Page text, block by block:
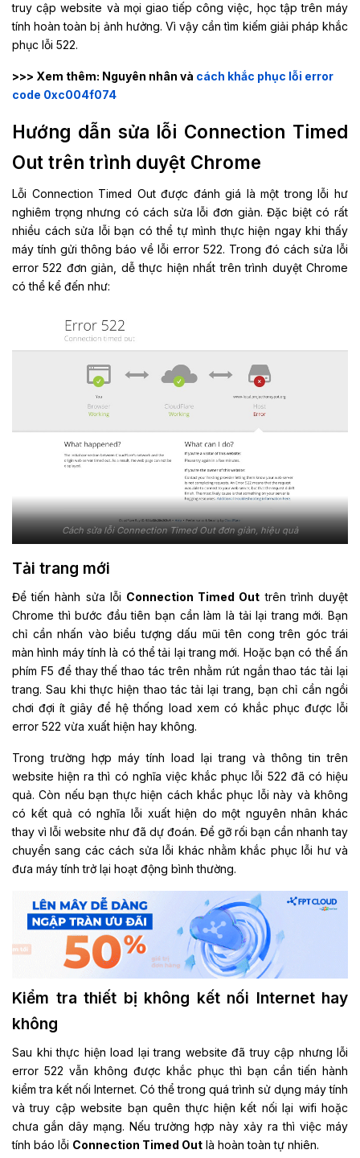
truy cập website và mọi giao tiếp công việc, học tập trên máy
tính hoàn toàn bị ảnh hưởng. Vì vậy cần tìm kiếm giải pháp khắc
phục lỗi 522.
>>> Xem thêm: Nguyên nhân và cách khắc phục lỗi error
code 0xc004f074
Hướng dẫn sửa lỗi Connection Timed
Out trên trình duyệt Chrome
Lỗi Connection Timed Out được đánh giá là một trong lỗi hư
nghiêm trọng nhưng có cách sửa lỗi đơn giản. Đặc biệt có rất
nhiều cách sửa lỗi bạn có thể tự mình thực hiện ngay khi thấy
máy tính gửi thông báo về lỗi error 522. Trong đó cách sửa lỗi
error 522 đơn giản, dễ thực hiện nhất trên trình duyệt Chrome
có thể kể đến như:
Cách sửa lỗi Connection Timed Out đơn giản, hiệu quả
Tải trang mới
Để tiến hành sửa lỗi Connection Timed Out trên trình duyệt
Chrome thì bước đầu tiên bạn cần làm là tải lại trang mới. Bạn
chỉ cần nhấn vào biểu tượng dấu mũi tên cong trên góc trái
màn hình máy tính là có thể tải lại trang mới. Hoặc bạn có thể ấn
phím F5 để thay thế thao tác trên nhằm rút ngắn thao tác tải lại
trang. Sau khi thực hiện thao tác tải lại trang, bạn chỉ cần ngồi
chơi đợi ít giây để hệ thống load xem có khắc phục được lỗi
error 522 vừa xuất hiện hay không.
Trong trường hợp máy tính load lại trang và thông tin trên
website hiện ra thì có nghĩa việc khắc phục lỗi 522 đã có hiệu
quả. Còn nếu bạn thực hiện cách khắc phục lỗi này và không
có kết quả có nghĩa lỗi xuất hiện do một nguyên nhân khác
thay vì lỗi website như đã dự đoán. Để gỡ rối bạn cần nhanh tay
chuyển sang các cách sửa lỗi khác nhằm khắc phục lỗi hư và
đưa máy tính trở lại hoạt động bình thường.
Kiểm tra thiết bị không kết nối Internet hay
không
Sau khi thực hiện load lại trang website đã truy cập nhưng lỗi
error 522 vẫn không được khắc phục thì bạn cần tiến hành
kiểm tra kết nối Internet. Có thể trong quá trình sử dụng máy tính
và truy cập website bạn quên thực hiện kết nối lại wifi hoặc
chưa gắn dây mạng. Nếu trường hợp này xảy ra thì việc máy
tính báo lỗi Connection Timed Out là hoàn toàn tự nhiên.